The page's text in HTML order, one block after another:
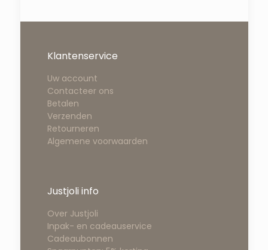
Klantenservice
Uw account
Contacteer ons
Betalen
Verzenden
Retourneren
Algemene voorwaarden
Justjoli info
Over Justjoli
Inpak- en cadeauservice
Cadeaubonnen